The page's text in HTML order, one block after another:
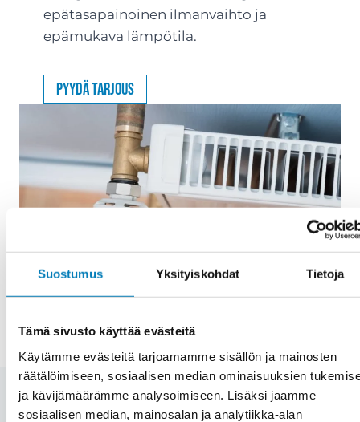
Suostumus Yksityiskohdat Tietoja
Tämä sivusto käyttää evästeitä
Käytämme evästeitä tarjoamamme sisällön ja mainosten
räätälöimiseen, sosiaalisen median ominaisuuksien
ja kävijämäärämme analysoimiseen. Lisäksi jaamme
sosiaalisen median, mainosalan ja analytiikka-alan
epätasapainoinen ilmanvaihto ja
epämukava lämpötila.
Pyydä tarjous